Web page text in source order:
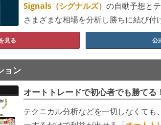
Signals（シグナルズ） の自動予想と
さまざまな相場を分析し勝ちに結び付
見る 公
ョン
オートトレードで初心者でも勝てる！
テクニカル分析などを一切しなくても